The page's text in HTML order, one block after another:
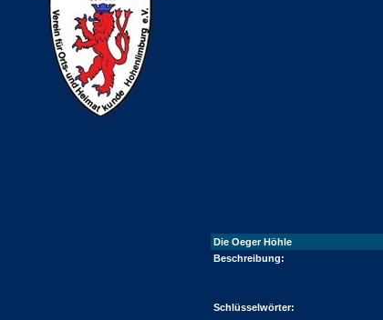
Die Oeger Höhle
Beschreibung:
Schlüsselwörter: